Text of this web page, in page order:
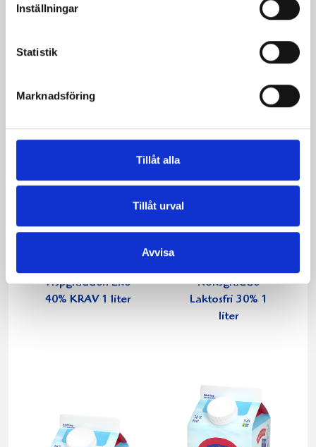
Inställningar
Statistik
Marknadsföring
Tillåt alla
Tillåt urval
Avvisa
Skogsbärsfil 2,7%
Vispgrädden Eko
40% KRAV 1 liter
Köksgrädde
Laktosfri 30% 1
liter